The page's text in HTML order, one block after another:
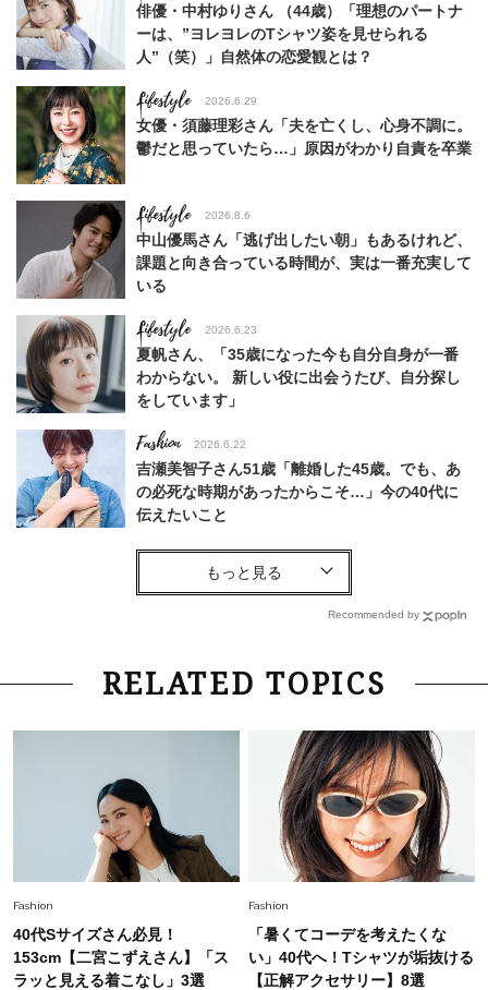
俳優・中村ゆりさん （44歳）「理想のパートナ
ーは、”ヨレヨレのTシャツ姿を見せられる
人”（笑）」自然体の恋愛観とは？
Lifestyle 2026.6.29
女優・須藤理彩さん「夫を亡くし、心身不調に。
鬱だと思っていたら…」原因がわかり自責を卒業
Lifestyle 2026.8.6
中山優馬さん「逃げ出したい朝」もあるけれど、
課題と向き合っている時間が、実は一番充実して
いる
Lifestyle 2026.6.23
夏帆さん、「35歳になった今も自分自身が一番
わからない。 新しい役に出会うたび、自分探し
をしています」
Fashion 2026.6.22
吉瀬美智子さん51歳「離婚した45歳。でも、あ
の必死な時期があったからこそ…」今の40代に
伝えたいこと
Fashion
【40代コンサバ派】白Tシャツは「パール×ゴー
Lifestyle 2026.7.29
「お若いですね」は褒め言葉？“若い＝美しい”と
Lifestyle
「人間、役に立たなきゃ生きてちゃいかんか？」
上野千鶴子先生が問い直す“理想の老後”の呪縛
【ジェンダー連載23】
2026.8.6
26年夏の【開運アクション】は”ひと拭き”習
慣！「金運アップ→トイレ、じゃあ底上げ運
は？」
Recommended by
RELATED TOPICS
Fashion
40代Sサイズさん必見！
153cm【二宮こずえさん】「ス
ラッと見える着こなし」3選
Fashion
「暑くてコーデを考えたくな
い」40代へ！Tシャツが垢抜ける
【正解アクセサリー】8選